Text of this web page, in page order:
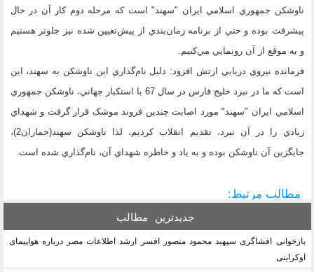
ناوشکن جمهوري اسلامي ايران "سهند" است که مرحله دوم کار آن در حال
پيشرفت بوده و حتي از برنامه زمان‌بندي از پيش‌تعيين شده نيز جلوتر هستيم
و به موقع از آن رونمايي مي‌کنيم.
فرمانده نيروي دريايي ارتش افزود: دليل نام‌گذاري اين ناوشکن به سهند، اين
است که ما در نبرد خليج فارس در سال 67 با استکبار جهاني، ناوشکن جمهوري
اسلامي ايران "سهند" مورد اصابت چندين فروند موشک قرار گرفت و شهداي
زيادي را در آن نبرد، تقديم انقلاب کرديم، لذا ناوشکن سهند(جماران2)،
جايگزين آن ناوشکن بوده و به ياد و خاطره شهداي آن، نام‌گذاري شده است.
مطالب مرتبط:
جدیدترین مطالب
بازخوانی افشاگری سپهبد محمود منصور افسر ارشد اطلاعات مصر درباره هواپیمای
اوکراینی